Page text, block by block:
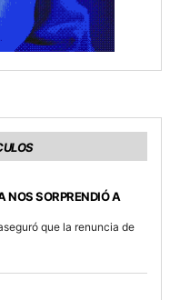
NOS SORPRENDIÓ A
que la renuncia de